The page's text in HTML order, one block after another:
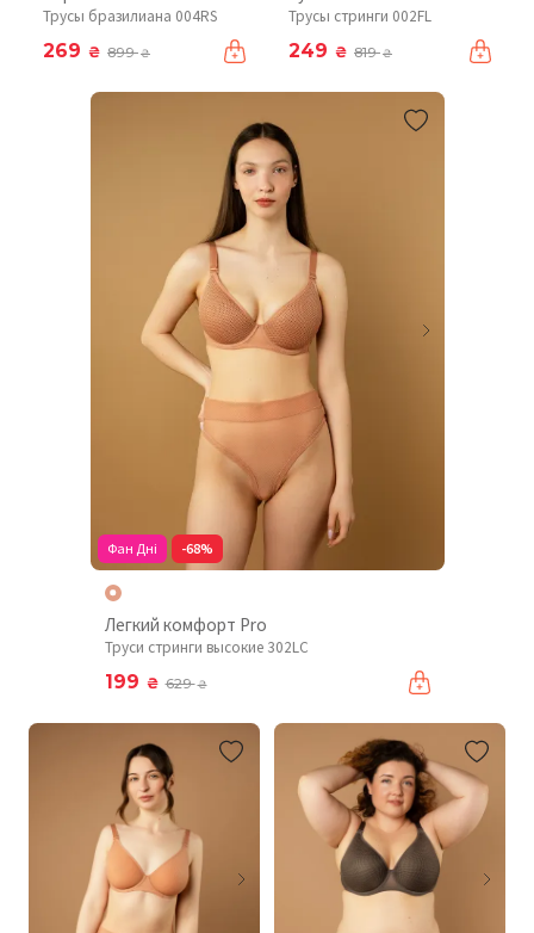
Трусы бразилиана 004RS
269 ₴ 899₴
Трусы стринги 002FL
249 ₴ 819₴
Фан Дні -68%
Легкий комфорт Pro
Труси стринги высокие 302LC
199 ₴ 629₴